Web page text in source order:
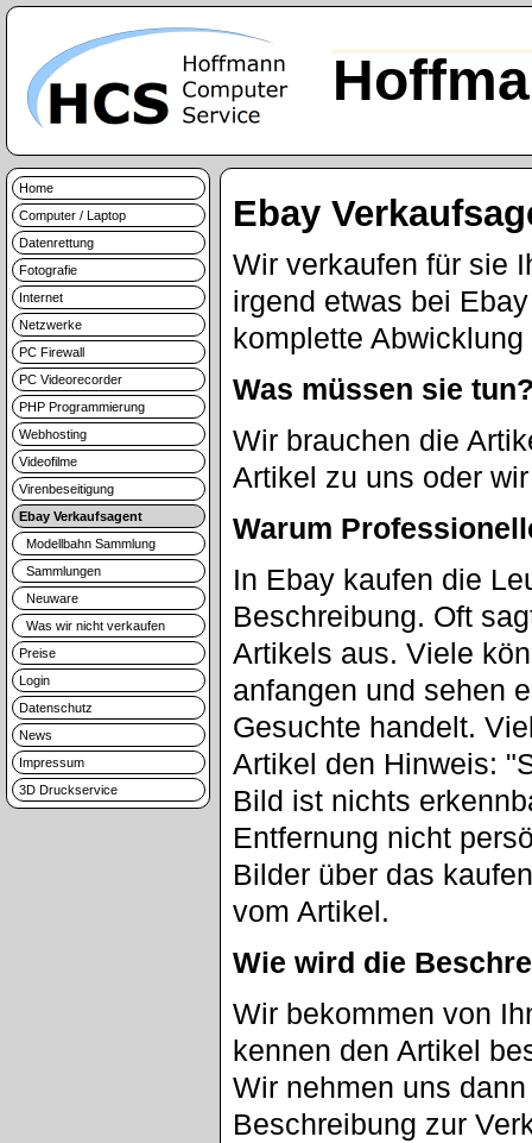
Home
Computer / Laptop
Datenrettung
Fotografie
Internet
Netzwerke
PC Firewall
PC Videorecorder
PHP Programmierung
Webhosting
Videofilme
Virenbeseitigung
Ebay Verkaufsagent
Modellbahn Sammlung
Sammlungen
Neuware
Was wir nicht verkaufen
Preise
Login
Datenschutz
News
Impressum
3D Druckservice
Ebay
Wir verkaufen für sie
irgend etwas bei
komplette Abwicklung
Was müssen sie
Wir brauchen die
Artikel zu uns oder
Warum
In Ebay kaufen die
Beschreibung. Oft
Artikels aus. Viele
anfangen und sehen
Gesuchte handelt.
Artikel den Hinweis:
Bild ist nichts
Entfernung nicht
Bilder über das
vom Artikel.
Wie wird die
Wir bekommen von
kennen den Artikel
Wir nehmen uns
Beschreibung zur